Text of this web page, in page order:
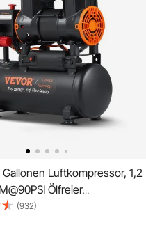
Gallonen Luftkompressor, 1,2
Ölfreier
& Max. 116PSI
Ultra-Leise Kompressor für
Reifenbefüllen,
(932)